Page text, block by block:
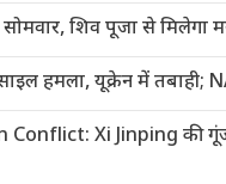
शिव पूजा से मिलेगा
हमला, यूक्रेन में तबाही;
Conflict: Xi Jinping की